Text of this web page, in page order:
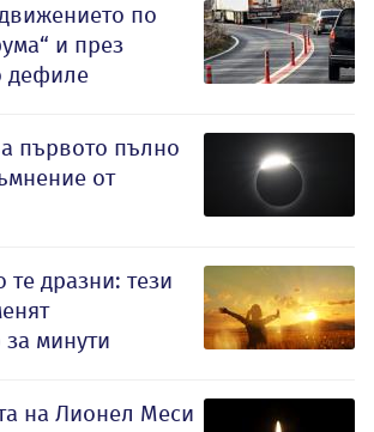
по
и през
дефиле
първото пълно
от
те дразни: тези
за минути
на Лионел Меси